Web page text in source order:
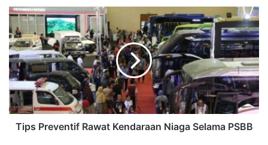
Tips Preventif Rawat Kendaraan Niaga Selama PSBB